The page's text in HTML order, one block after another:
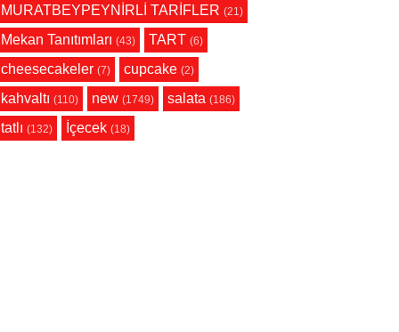
MURATBEYPEYNİRLİ TARİFLER (21)
Mekan Tanıtımları (43) TART (6)
cheesecakeler (7) cupcake (2)
kahvaltı (110) new (1749) salata (186)
tatlı (132) İçecek (18)